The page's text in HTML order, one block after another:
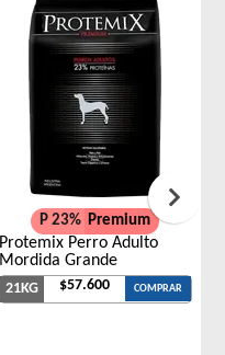
P 23% Premium
Protemix Perro Adulto
Mordida Grande
21KG $57.600 COMPRAR